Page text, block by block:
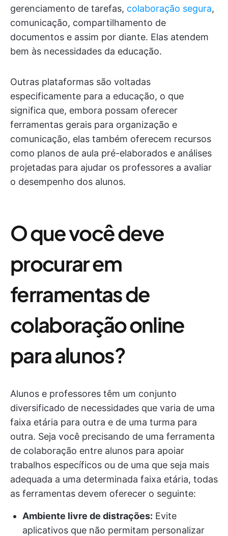
gerenciamento de tarefas, colaboração segura,
comunicação, compartilhamento de
documentos e assim por diante. Elas atendem
bem às necessidades da educação.
Outras plataformas são voltadas
especificamente para a educação, o que
significa que, embora possam oferecer
ferramentas gerais para organização e
comunicação, elas também oferecem recursos
como planos de aula pré-elaborados e análises
projetadas para ajudar os professores a avaliar
o desempenho dos alunos.
O que você deve
procurar em
ferramentas de
colaboração online
para alunos?
Alunos e professores têm um conjunto
diversificado de necessidades que varia de uma
faixa etária para outra e de uma turma para
outra. Seja você precisando de uma ferramenta
de colaboração entre alunos para apoiar
trabalhos específicos ou de uma que seja mais
adequada a uma determinada faixa etária, todas
as ferramentas devem oferecer o seguinte:
Ambiente livre de distrações: Evite
aplicativos que não permitam personalizar